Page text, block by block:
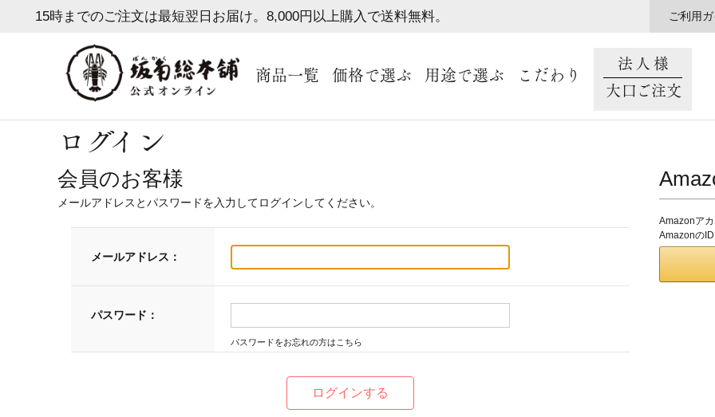
15時までのご注文は最短翌日お届け。8,000円以上購入で送料無料。 ご利用
商品一覧 価格で選ぶ 用途で選ぶ こだわり
法人様
大口ご注文
ログイン
会員のお客様
メールアドレスとパスワードを入力してログインしてください。
メールアドレス：
パスワード：
パスワードをお忘れの方はこちら
Amazonア
Amazonの